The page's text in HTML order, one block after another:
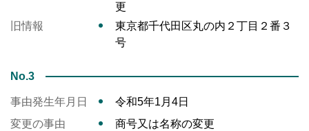
更
旧情報
東京都千代田区丸の内２丁目２番３
号
No.3
事由発生年月日
令和5年1月4日
変更の事由
商号又は名称の変更